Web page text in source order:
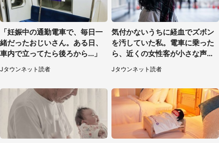
「妊娠中の通勤電車で、毎日一
緒だったおじいさん。ある日、
車内で立ってたら後ろから...」
Jタウンネット読者
気付かないうちに経血でズボン
を汚していた私。電車に乗った
ら、近くの女性客が小さな声で
（千葉県・10代女性）
Jタウンネット読者